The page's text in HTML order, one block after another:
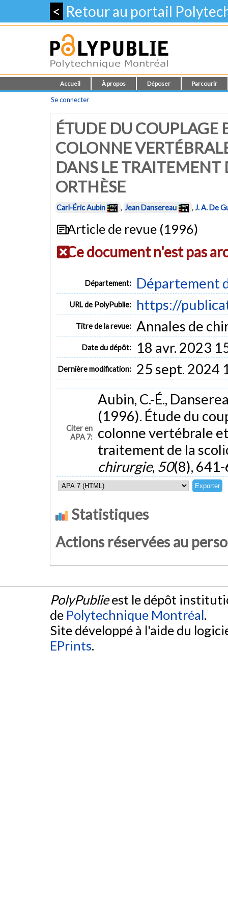
< Retour au portail
Accueil À propos Déposer Parcourir
Se connecter
ÉTUDE DU
COLONNE
DANS LE TRAITEMENT
ORTHÈSE
Carl-Éric Aubin , Jean Dansereau ,J. A. De
Article de revue (1996)
Ce document n'est pas
Département: Département
URL de PolyPublie: https://
Titre de la revue: Annales de
Date du dépôt: 18 avr. 2023
Dernière modification: 25 sept. 2024
Citer en
APA 7:
Aubin, C.-É.,
(1996). Étude du
colonne vertébrale
traitement de la
chirurgie, 50(8),
Statistiques
Actions réservées au
PolyPublieest le dépôt
de Polytechnique Montréal.
Site développé à l'aide du
EPrints.